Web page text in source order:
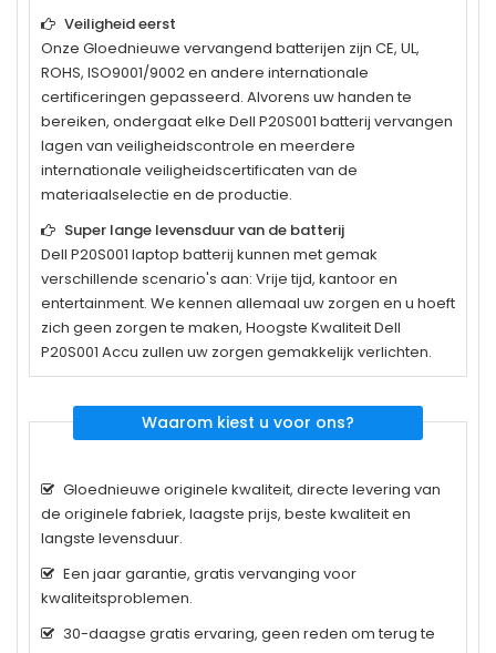
Veiligheid eerst
Onze Gloednieuwe vervangend batterijen zijn CE, UL,
ROHS, ISO9001/9002 en andere internationale
certificeringen gepasseerd. Alvorens uw handen te
bereiken, ondergaat elke Dell P20S001 batterij vervangen
lagen van veiligheidscontrole en meerdere
internationale veiligheidscertificaten van de
materiaalselectie en de productie.
Super lange levensduur van de batterij
Dell P20S001 laptop batterij kunnen met gemak
verschillende scenario's aan: Vrije tijd, kantoor en
entertainment. We kennen allemaal uw zorgen en u hoeft
zich geen zorgen te maken, Hoogste Kwaliteit Dell
P20S001 Accu zullen uw zorgen gemakkelijk verlichten.
Waarom kiest u voor ons?
Gloednieuwe originele kwaliteit, directe levering van
de originele fabriek, laagste prijs, beste kwaliteit en
langste levensduur.
Een jaar garantie, gratis vervanging voor
kwaliteitsproblemen.
30-daagse gratis ervaring, geen reden om terug te